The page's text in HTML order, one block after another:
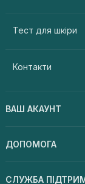
Тест для шкіри
Контакти
ВАШ АКАУНТ
ДОПОМОГА
СЛУЖБА